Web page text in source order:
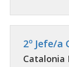
2º Jefe/a
Catalonia